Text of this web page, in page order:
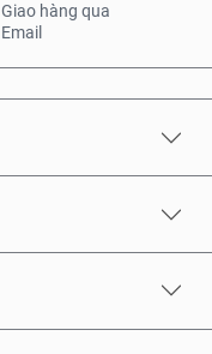
Giao hàng qua
Email